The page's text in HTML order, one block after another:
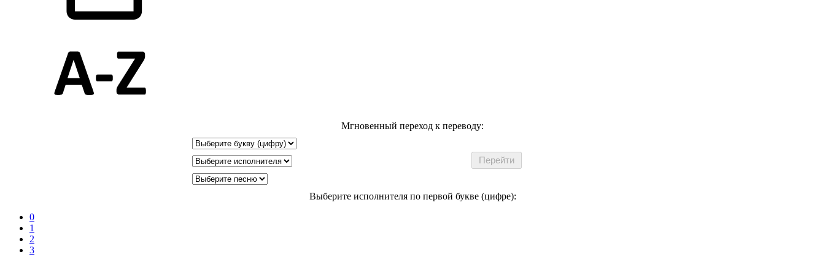
Мгновенный переход к переводу:
Выберите исполнителя по первой букве (цифре):
0
1
2
3